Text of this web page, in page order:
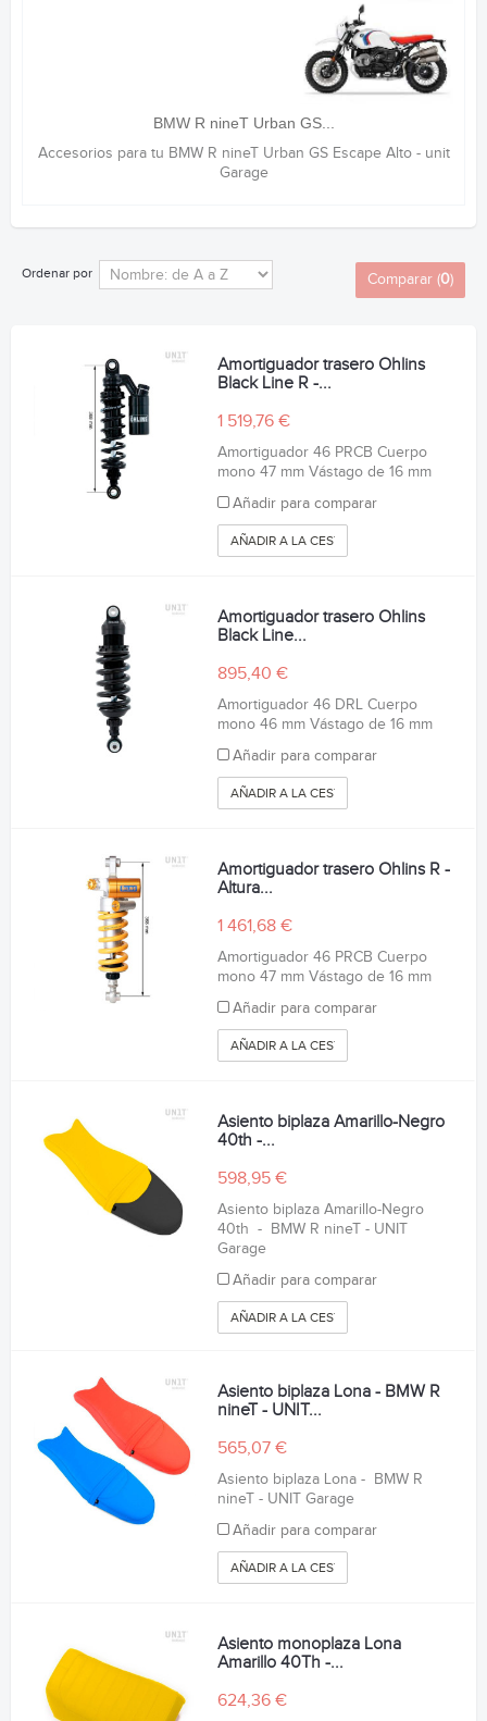
BMW R nineT Urban GS...
Accesorios para tu BMW R nineT Urban GS Escape Alto - unit
Garage
Ordenar por Comparar (0)
Amortiguador trasero Ohlins
Black Line R -...
1 519,76 €
Amortiguador 46 PRCB Cuerpo
mono 47 mm Vástago de 16 mm
Añadir para comparar
AÑADIR A LA CESTA
Amortiguador trasero Ohlins
Black Line...
895,40 €
Amortiguador 46 DRL Cuerpo
mono 46 mm Vástago de 16 mm
Añadir para comparar
AÑADIR A LA CESTA
Amortiguador trasero Ohlins R -
Altura...
1 461,68 €
Amortiguador 46 PRCB Cuerpo
mono 47 mm Vástago de 16 mm
Añadir para comparar
AÑADIR A LA CESTA
Asiento biplaza Amarillo-Negro
40th -...
598,95 €
Asiento biplaza Amarillo-Negro
40th - BMW R nineT - UNIT
Garage
Añadir para comparar
AÑADIR A LA CESTA
Asiento biplaza Lona - BMW R
nineT - UNIT...
565,07 €
Asiento biplaza Lona - BMW R
nineT - UNIT Garage
Añadir para comparar
AÑADIR A LA CESTA
Asiento monoplaza Lona
Amarillo 40Th -...
624,36 €